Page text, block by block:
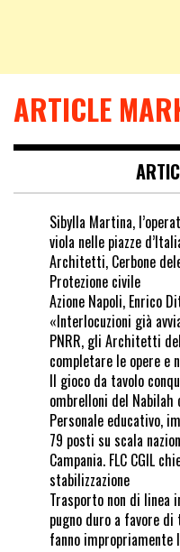
ARTICLE
Sibylla Martina,
viola nelle piazze
Architetti, Cerbone
Protezione civile
Azione Napoli, Enrico
«Interlocuzioni già
PNRR, gli Architetti
completare le opere e
Il gioco da tavolo
ombrelloni del Nabilah
Personale educativo,
79 posti su scala
Campania. FLC CGIL
stabilizzazione
Trasporto non di linea
pugno duro a favore
fanno